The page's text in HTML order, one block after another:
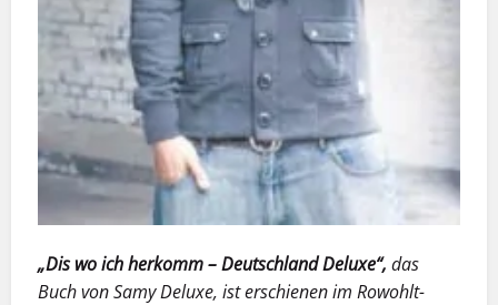
„Dis wo ich herkomm – Deutschland Deluxe“, das
Buch von Samy Deluxe, ist erschienen im Rowohlt-